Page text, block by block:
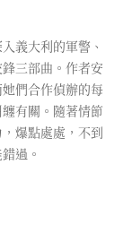
義大利的軍警、
三部曲。作者安
們合作偵辦的每
有關。隨著情節
爆點處處，不到
過。